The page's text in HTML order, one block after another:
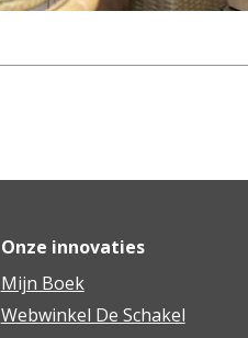
Onze innovaties
Mijn Boek
Webwinkel De Schakel